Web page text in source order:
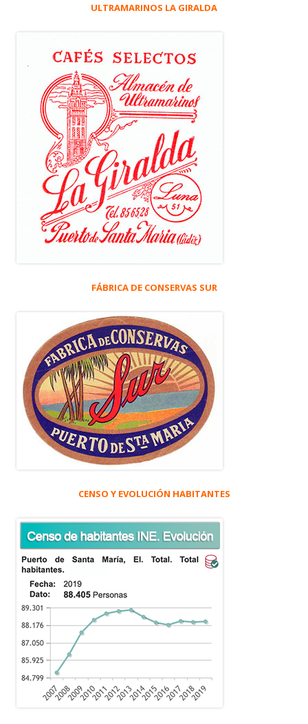
ULTRAMARINOS LA GIRALDA
FÁBRICA DE CONSERVAS SUR
CENSO Y EVOLUCIÓN HABITANTES